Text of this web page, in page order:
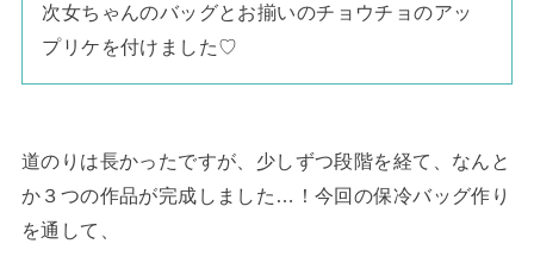
次女ちゃんのバッグとお揃いのチョウチョのアッ
プリケを付けました♡
道のりは長かったですが、少しずつ段階を経て、なんと
か３つの作品が完成しました…！今回の保冷バッグ作り
を通して、